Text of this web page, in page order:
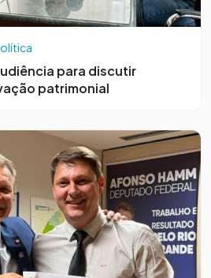
para discutir
patrimonial